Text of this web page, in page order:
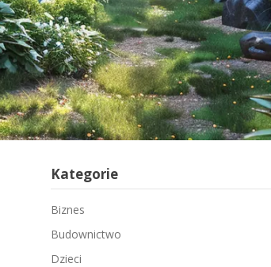
Kategorie
Biznes
Budownictwo
Dzieci